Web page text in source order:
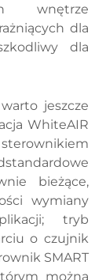
wnętrze
dla
dla
jeszcze
WhiteAIR
sterownikiem
bieżące,
wymiany
tryb
o czujnik
SMART
można